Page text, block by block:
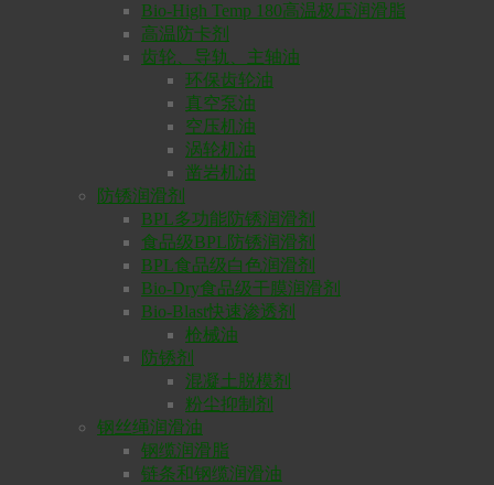
Bio-High Temp 180高温极压润滑脂
高温防卡剂
齿轮、导轨、主轴油
环保齿轮油
真空泵油
空压机油
涡轮机油
凿岩机油
防锈润滑剂
BPL多功能防锈润滑剂
食品级BPL防锈润滑剂
BPL食品级白色润滑剂
Bio-Dry食品级干膜润滑剂
Bio-Blast快速渗透剂
枪械油
防锈剂
混凝土脱模剂
粉尘抑制剂
钢丝绳润滑油
钢缆润滑脂
链条和钢缆润滑油